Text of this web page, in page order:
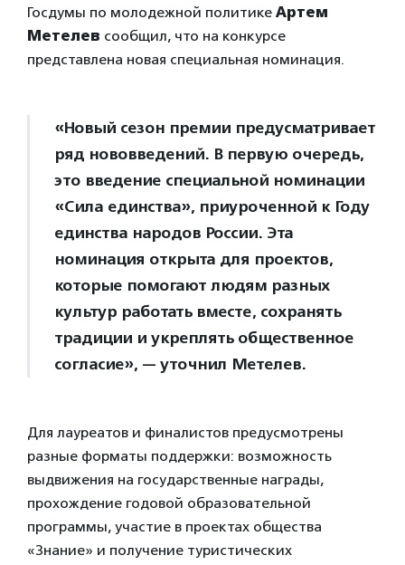
Госдумы по молодежной политике Артем
Метелев сообщил, что на конкурсе
представлена новая специальная номинация.
«Новый сезон премии предусматривает
ряд нововведений. В первую очередь,
это введение специальной номинации
«Сила единства», приуроченной к Году
единства народов России. Эта
номинация открыта для проектов,
которые помогают людям разных
культур работать вместе, сохранять
традиции и укреплять общественное
согласие», — уточнил Метелев.
Для лауреатов и финалистов предусмотрены
разные форматы поддержки: возможность
выдвижения на государственные награды,
прохождение годовой образовательной
программы, участие в проектах общества
«Знание» и получение туристических